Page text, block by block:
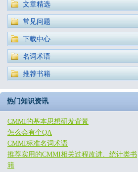
文章精选
常见问题
下载中心
名词术语
推荐书籍
热门知识资讯
CMMI的基本思想研发背景
怎么会有个QA
CMMI标准名词术语
推荐实用的CMMI相关过程改进、统计类书
籍